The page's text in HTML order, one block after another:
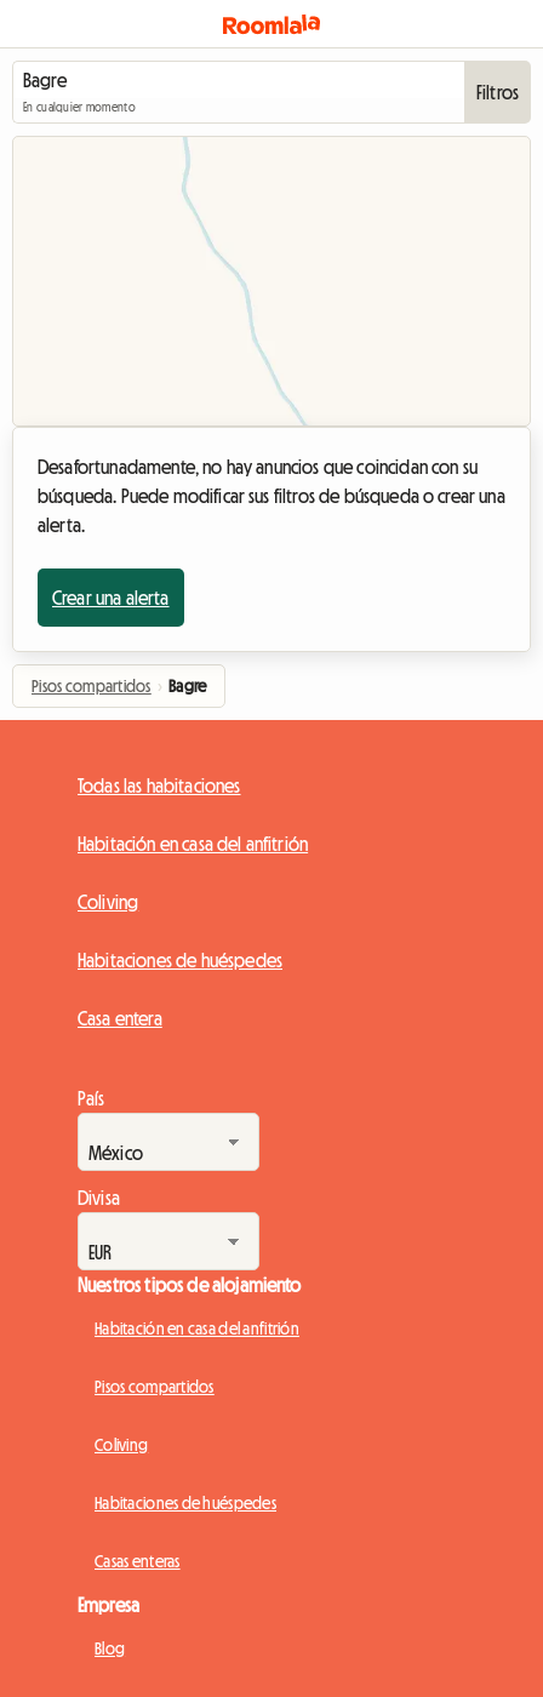
En cualquier momento
Filtros
Desafortunadamente, no hay anuncios que coincidan con su
búsqueda. Puede modificar sus filtros de búsqueda o crear una
alerta.
Crear una alerta
Pisos compartidos › Bagre
Todas las habitaciones
Habitación en casa del anfitrión
Coliving
Habitaciones de huéspedes
Casa entera
País
Divisa
Nuestros tipos de alojamiento
Habitación en casa del anfitrión
Pisos compartidos
Coliving
Habitaciones de huéspedes
Casas enteras
Empresa
Blog